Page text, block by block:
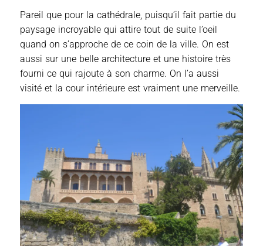
Pareil que pour la cathédrale, puisqu’il fait partie du
paysage incroyable qui attire tout de suite l’oeil
quand on s’approche de ce coin de la ville. On est
aussi sur une belle architecture et une histoire très
fourni ce qui rajoute à son charme. On l’a aussi
visité et la cour intérieure est vraiment une merveille.